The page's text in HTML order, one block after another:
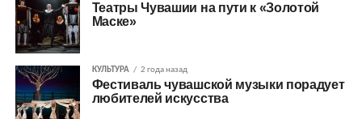
Театры Чувашии на пути к «Золотой
Маске»
КУЛЬТУРА 2 года назад
Фестиваль чувашской музыки порадует
любителей искусства